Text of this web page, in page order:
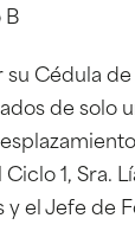
B
su Cédula
de solo
1, Sra.
el Jefe de